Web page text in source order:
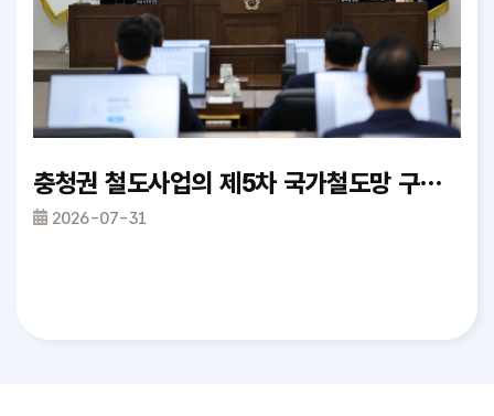
충청권 철도사업의 제5차 국가철도망 구축계획 반영 촉구 건의안_정재우 의원
2026-07-31